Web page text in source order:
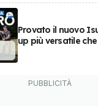
Provato il nuovo
up più versatile che